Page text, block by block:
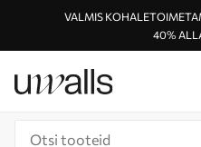
VALMIS
40%